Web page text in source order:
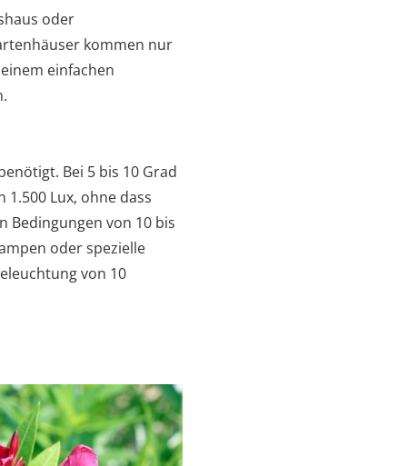
oder
kommen nur
einfachen
Bei 5 bis 10 Grad
Lux, ohne dass
von 10 bis
oder spezielle
von 10